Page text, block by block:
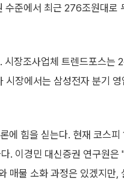
준에서 최근 276조원대로
시장조사업체 트렌드포스
장에서는 삼성전자 분기
에 힘을 싣는다. 현재 코스
. 이경민 대신증권 연구원
매물 소화 과정은 있겠지만,